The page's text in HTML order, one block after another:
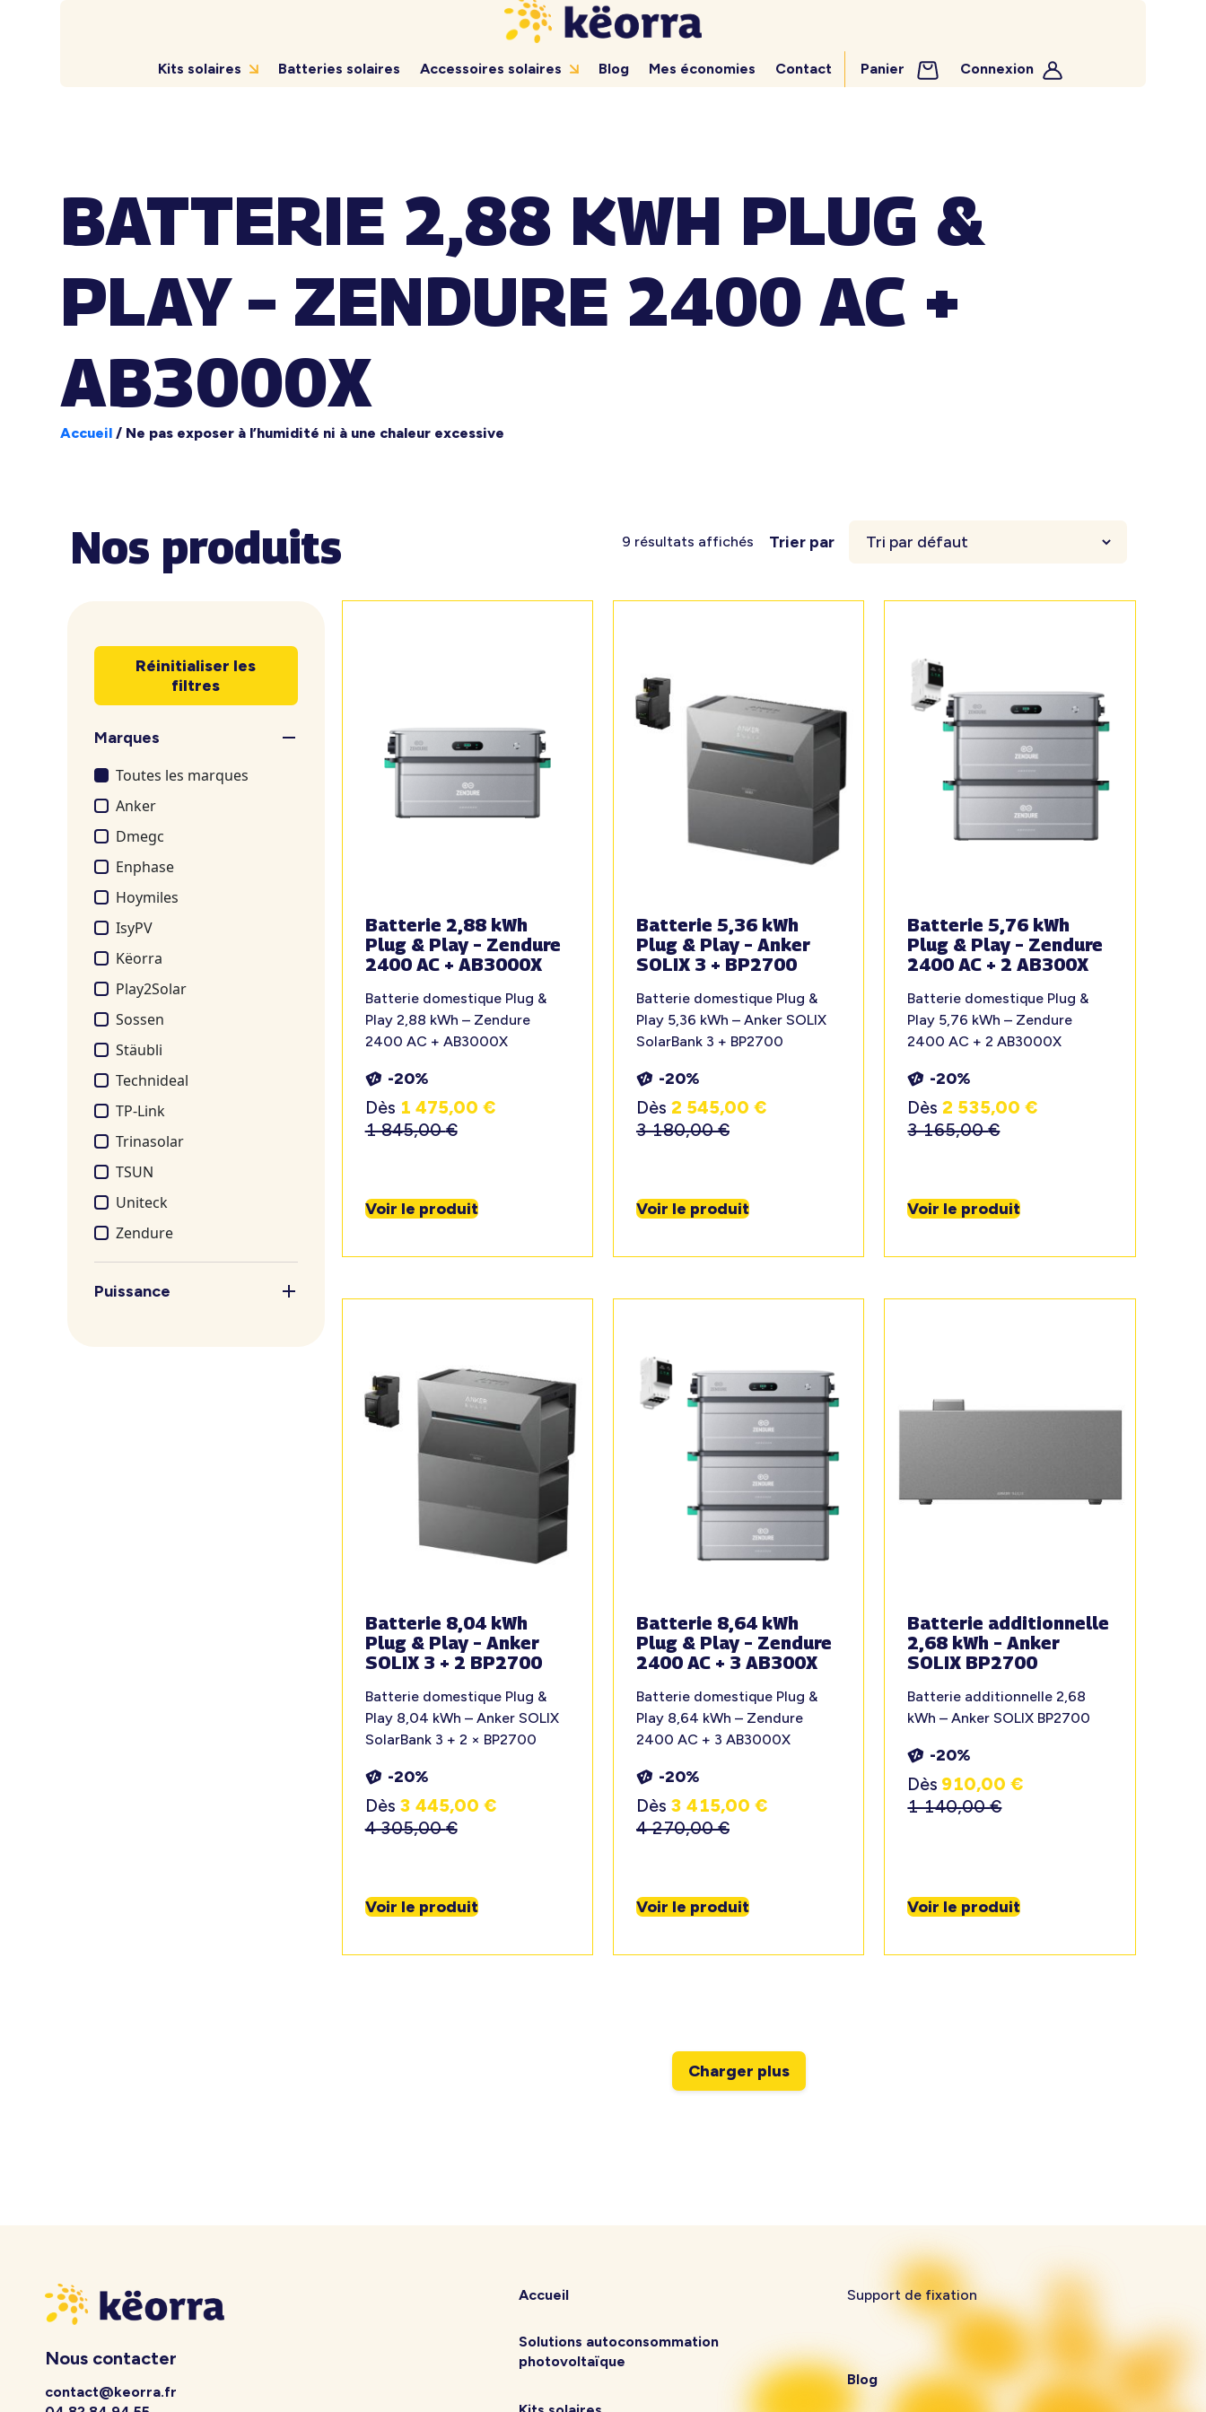
Kits solaires Batteries solaires Accessoires solaires Blog Mes économies Contact Panier Connexion
BATTERIE 2,88 KWH PLUG &
PLAY – ZENDURE 2400 AC +
AB3000X
Accueil / Ne pas exposer à l’humidité ni à une chaleur excessive
Nos produits 9 résultats affichés Trier par
Réinitialiser les
filtres
Marques
Toutes les marques
Anker
Dmegc
Enphase
Hoymiles
IsyPV
Këorra
Play2Solar
Sossen
Stäubli
Technideal
TP-Link
Trinasolar
TSUN
Uniteck
Zendure
Puissance
Batterie 2,88 kWh
Plug & Play – Zendure
2400 AC + AB3000X
Batterie domestique Plug &
Play 2,88 kWh – Zendure
2400 AC + AB3000X
-20%
Dès 1 475,00 €
1 845,00€
Voir le produit
Batterie 5,36 kWh
Plug & Play – Anker
SOLIX 3 + BP2700
Batterie domestique Plug &
Play 5,36 kWh – Anker SOLIX
SolarBank 3 + BP2700
-20%
Dès 2 545,00 €
3 180,00€
Voir le produit
Batterie 5,76 kWh
Plug & Play – Zendure
2400 AC + 2 AB300X
Batterie domestique Plug &
Play 5,76 kWh – Zendure
2400 AC + 2 AB3000X
-20%
Dès 2 535,00€
3 165,00€
Voir le produit
Batterie 8,04 kWh
Plug & Play – Anker
SOLIX 3 + 2 BP2700
Batterie domestique Plug &
Play 8,04 kWh – Anker SOLIX
SolarBank 3 + 2 × BP2700
-20%
Dès 3 445,00 €
4 305,00€
Voir le produit
Batterie 8,64 kWh
Plug & Play – Zendure
2400 AC + 3 AB300X
Batterie domestique Plug &
Play 8,64 kWh – Zendure
2400 AC + 3 AB3000X
-20%
Dès 3 415,00 €
4 270,00€
Voir le produit
Batterie additionnelle
2,68 kWh – Anker
SOLIX BP2700
Batterie additionnelle 2,68
kWh – Anker SOLIX BP2700
-20%
Dès 910,00€
1 140,00€
Voir le produit
Charger plus
Nous contacter
contact@keorra.fr
Accueil
Solutions autoconsommation
photovoltaïque
Support de fixation
Blog